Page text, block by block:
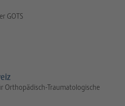
GOTS
Orthopädisch-Traumatologische